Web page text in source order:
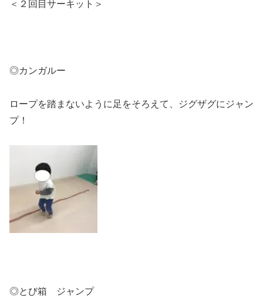
＜２回目サーキット＞
◎カンガルー
ロープを踏まないように足をそろえて、ジグザグにジャン
プ！
◎とび箱 ジャンプ